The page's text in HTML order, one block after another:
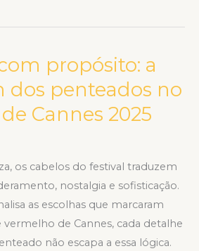
propósito: a
dos penteados no
Cannes 2025
os cabelos do festival traduzem
nostalgia e sofisticação.
as escolhas que marcaram
de Cannes, cada detalhe
não escapa a essa lógica.